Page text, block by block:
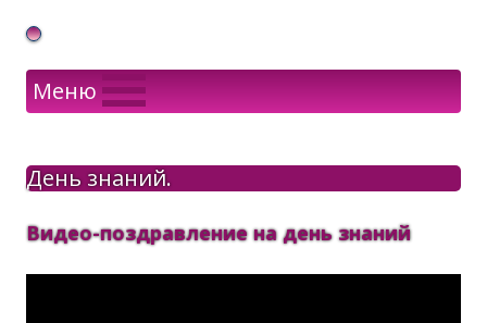
Gif Открытки в подарок
Меню
День знаний.
Видео-поздравление на день знаний